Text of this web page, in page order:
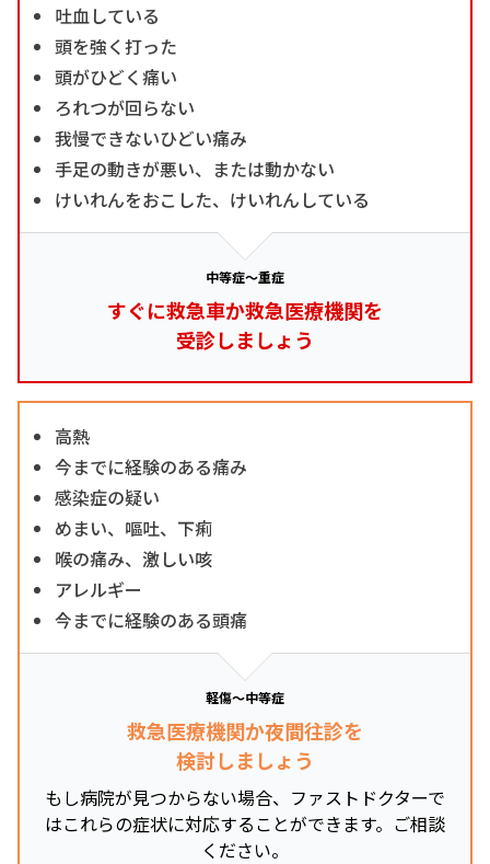
吐血している
頭を強く打った
頭がひどく痛い
ろれつが回らない
我慢できないひどい痛み
手足の動きが悪い、または動かない
けいれんをおこした、けいれんしている
中等症～重症
すぐに救急車か救急医療機関を
受診しましょう
高熱
今までに経験のある痛み
感染症の疑い
めまい、嘔吐、下痢
喉の痛み、激しい咳
アレルギー
今までに経験のある頭痛
軽傷～中等症
救急医療機関か夜間往診を
検討しましょう
もし病院が見つからない場合、ファストドクターで
はこれらの症状に対応することができます。ご相談
ください。